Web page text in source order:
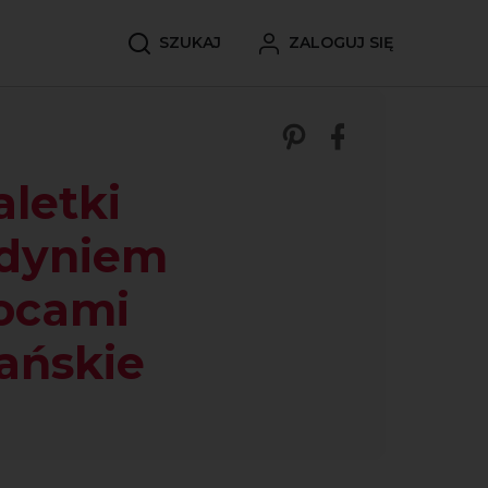
SZUKAJ ZALOGUJ SIĘ
Zobacz nasze
Udostępnij